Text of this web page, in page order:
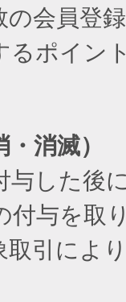
会員登
るポイン
消滅）
した後
付与を取
取引によ